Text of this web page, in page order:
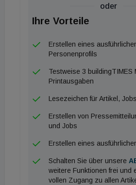
Zukunft ein starkes und
für die Frauenthal Handel Gruppe.
Die Marken SHT und ÖAG
dem Dach der Frauenthal
Zeiten sichern und ausbauen",
dass wir sowohl unseren
unseren Lieferant:innen auch in
höchstem Niveau begegnen –
oder
Ihre Vorteile
Erstellen eines
Personenprofils
Testweise 3 buildingTIMES
Printausgaben
Lesezeichen für Artikel,
Erstellen von
und Jobs
Erstellen eines
Schalten Sie über unsere
weitere Funktionen frei und
vollen Zugang zu allen